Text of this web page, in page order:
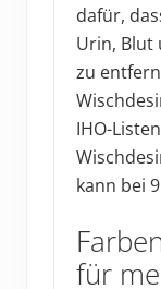
dafür,
Urin, Blut
zu
IHO-
kann bei
für